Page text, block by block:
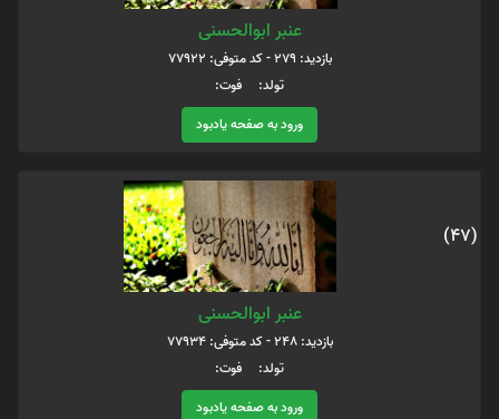
عنبر ابوالحسنی
بازدید: 279 - کد متوفی: 77922
تولد: فوت:
ورود به صفحه یادبود
(47)
عنبر ابوالحسنی
بازدید: 248 - کد متوفی: 77934
تولد: فوت:
ورود به صفحه یادبود